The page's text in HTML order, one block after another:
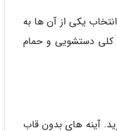
یکی از آن ها به
کلی دستشویی و حمام
آینه های بدون قاب